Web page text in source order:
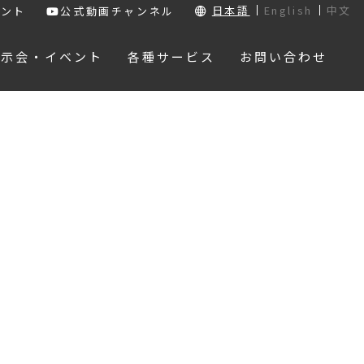
ト 公式動画チャンネル 日本語 English 中文
会・イベント 各種サービス お問い合わせ